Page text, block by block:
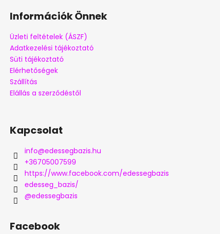
Információk Önnek
Üzleti feltételek (ÁSZF)
Adatkezelési tájékoztató
Süti tájékoztató
Elérhetőségek
Szállítás
Elállás a szerződéstől
Kapcsolat
info@edessegbazis.hu
+36705007599
https://www.facebook.com/edessegbazis
edesseg_bazis/
@edessegbazis
Facebook